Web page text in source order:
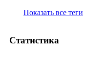
Показать все теги
Статистика